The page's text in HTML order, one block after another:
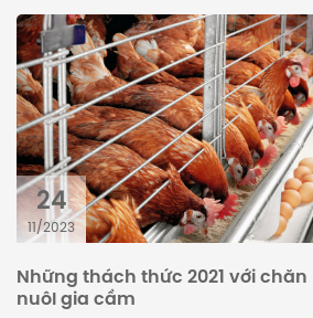
[…]
24
11/2023
Những thách thức 2021 với chăn
nuôI gia cầm